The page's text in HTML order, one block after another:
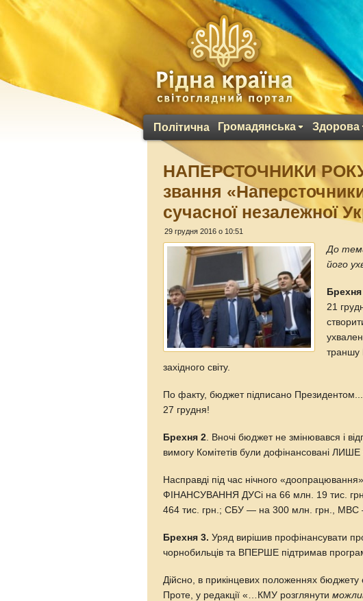
Політична Громадянська Здорова
НАПЕРСТОЧНИКИ РОКУ
звання
сучасної незалежної
29 грудня 2016 о 10:51
До
його
Брехня
21
траншу
західного світу.
По факту, бюджет підписано
27 грудня!
Брехня 2 . Вночі бюджет не змінювався і
вимогу Комітетів були дофінансовані ЛИШЕ
Насправді під час нічного
ФІНАНСУВАННЯ ДУСі на 66 млн. 19 тис.
464 тис. грн.; СБУ — на 300 млн. грн., МВС
Брехня 3. Уряд вирішив профінансувати
чорнобильців та ВПЕРШЕ підтримав
Дійсно, в прикінцевих положеннях бюджету
Проте, у редакції «…КМУ розглянути